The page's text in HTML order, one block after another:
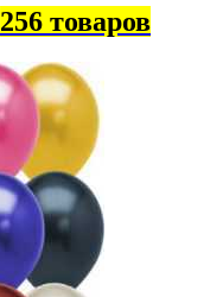
256 товаров